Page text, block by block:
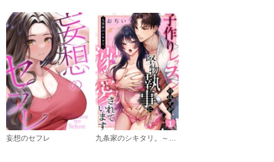
(8)
必要ポイント：150
(9)
必要ポイント： 150
妄想のセフレ 九条家のシキタリ。～子作りレッスンのはずが堅物執事に溺愛されています～